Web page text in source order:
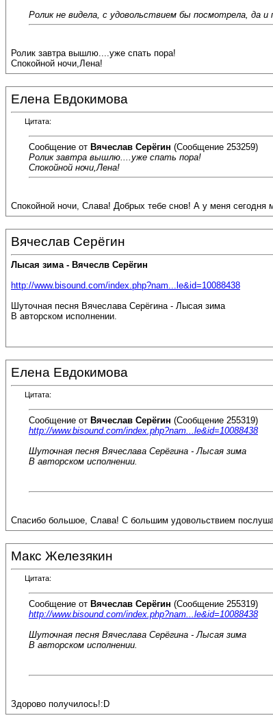
Ролик не видела, с удовольствием бы посмотрела, да
Ролик завтра вышлю....уже спать пора!
Спокойной ночи,Лена!
Елена Евдокимова
Цитата:
Сообщение от Вячеслав Серёгин (Сообщение 253259)
Ролик завтра вышлю....уже спать пора!
Спокойной ночи,Лена!
Спокойной ночи, Слава! Добрых тебе снов! А у меня сегодня
Вячеслав Серёгин
Лысая зима - Вячеслв Серёгин
http://www.bisound.com/index.php?nam...le&id=10088438
Шуточная песня Вячеслава Серёгина - Лысая зима
В авторском исполнении.
Елена Евдокимова
Цитата:
Сообщение от Вячеслав Серёгин (Сообщение 255319)
http://www.bisound.com/index.php?nam...le&id=10088438
Шуточная песня Вячеслава Серёгина - Лысая зима
В авторском исполнении.
Спасибо большое, Слава! С большим удовольствием
Макс Железякин
Цитата:
Сообщение от Вячеслав Серёгин (Сообщение 255319)
http://www.bisound.com/index.php?nam...le&id=10088438
Шуточная песня Вячеслава Серёгина - Лысая зима
В авторском исполнении.
Здорово получилось!:D